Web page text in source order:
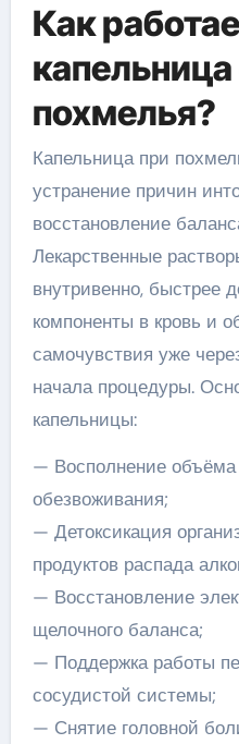
Как
капельница
похмелья?
Капельница при
устранение причин
восстановление
Лекарственные
внутривенно, быстрее
компоненты в кровь и
самочувствия уже
начала процедуры.
капельницы:
— Восполнение объёма
обезвоживания;
— Детоксикация
продуктов распада
— Восстановление
щелочного баланса;
— Поддержка работы
сосудистой системы;
— Снятие головной